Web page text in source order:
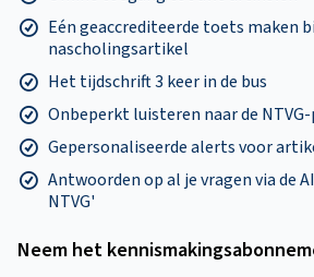
Eén geaccrediteerde toets maken
nascholingsartikel
Het tijdschrift 3 keer in de bus
Onbeperkt luisteren naar de
Gepersonaliseerde alerts voor
Antwoorden op al je vragen via de
NTVG'
Neem het